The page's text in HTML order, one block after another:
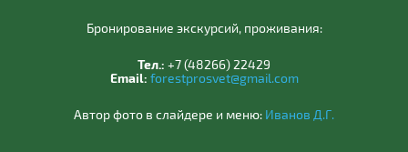
Бронирование экскурсий, проживания:
Тел.: +7 (48266) 22429
Email: forestprosvet@gmail.com
Автор фото в слайдере и меню: Иванов Д.Г.